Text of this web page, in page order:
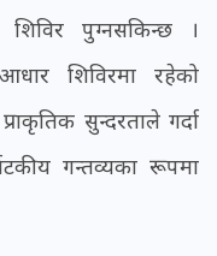
शिविर पुग्नसकिन्छ ।
शिविरमा रहेको
सुन्दरताले गर्दा
गन्तव्यका रूपमा